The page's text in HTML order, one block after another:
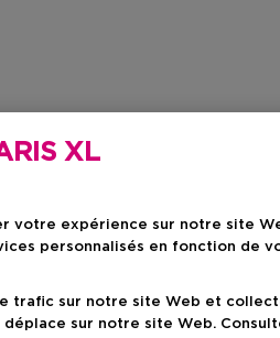
XL
votre expérience sur notre site
personnalisés en fonction de
trafic sur notre site Web et
sur notre site Web.